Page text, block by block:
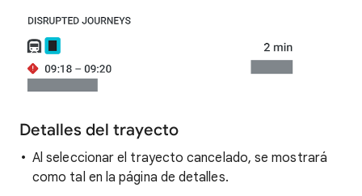
Detalles del trayecto
Al seleccionar el trayecto cancelado, se mostrará
como tal en la página de detalles.